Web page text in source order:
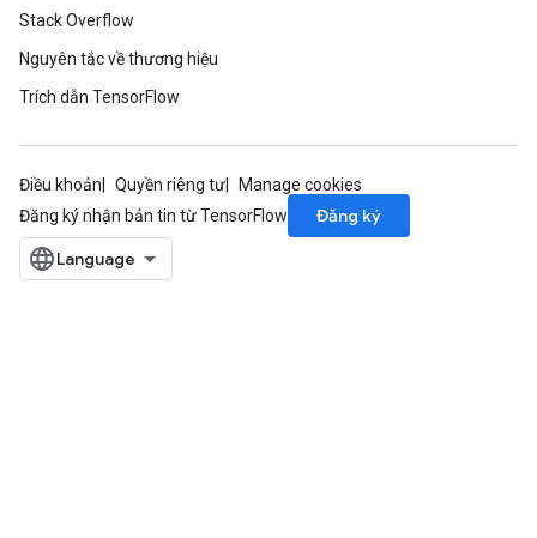
Stack Overflow
Nguyên tắc về thương hiệu
Trích dẫn TensorFlow
Điều khoản Quyền riêng tư
Manage cookies
Đăng ký nhận bản tin từ TensorFlow
Đăng ký